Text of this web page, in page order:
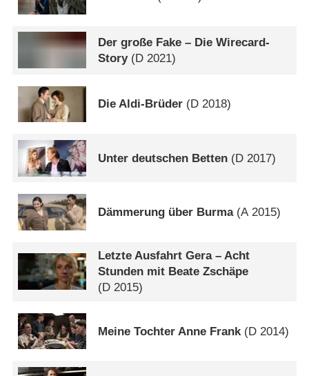
Der große Fake – Die Wirecard-
Story(D 2021)
Die Aldi-Brüder (D 2018)
Unter deutschen Betten (D 2017)
Dämmerung über Burma(A2015)
Letzte Ausfahrt Gera – Acht
Stunden mit Beate Zschäpe
(D 2015)
Meine Tochter Anne Frank (D 2014)